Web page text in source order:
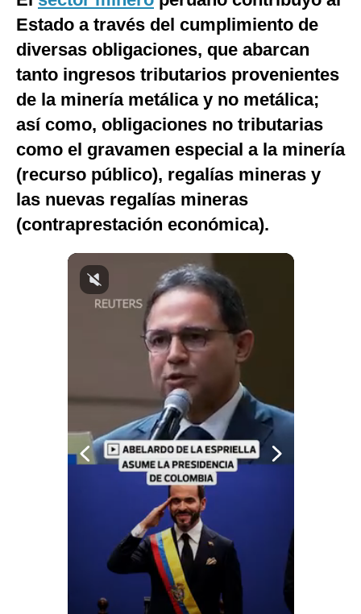
EEUU
México
España
Internacional
Club del Suscriptor
Mix
G de Gestión
Notas Contratadas
Fotogalerías
Estado a través del cumplimiento de
diversas obligaciones, que abarcan
tanto ingresos tributarios provenientes
de la minería metálica y no metálica;
así como, obligaciones no tributarias
como el gravamen especial a la minería
(recurso público), regalías mineras y
las nuevas regalías mineras
(contraprestación económica).